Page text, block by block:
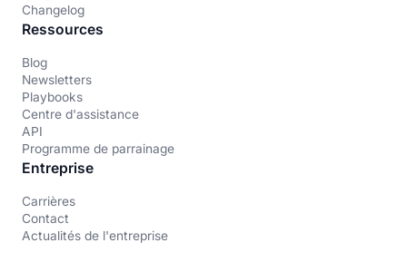
Changelog
Ressources
Blog
Newsletters
Playbooks
Centre d'assistance
API
Programme de parrainage
Entreprise
Carrières
Contact
Actualités de l'entreprise